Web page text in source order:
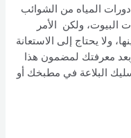
المياه من الشوائب
البيوت، ولكن الأمر
ولا يحتاج إلى الاستعانة
معرفتك لمضمون هذا
البلاعة في مطبخك أو